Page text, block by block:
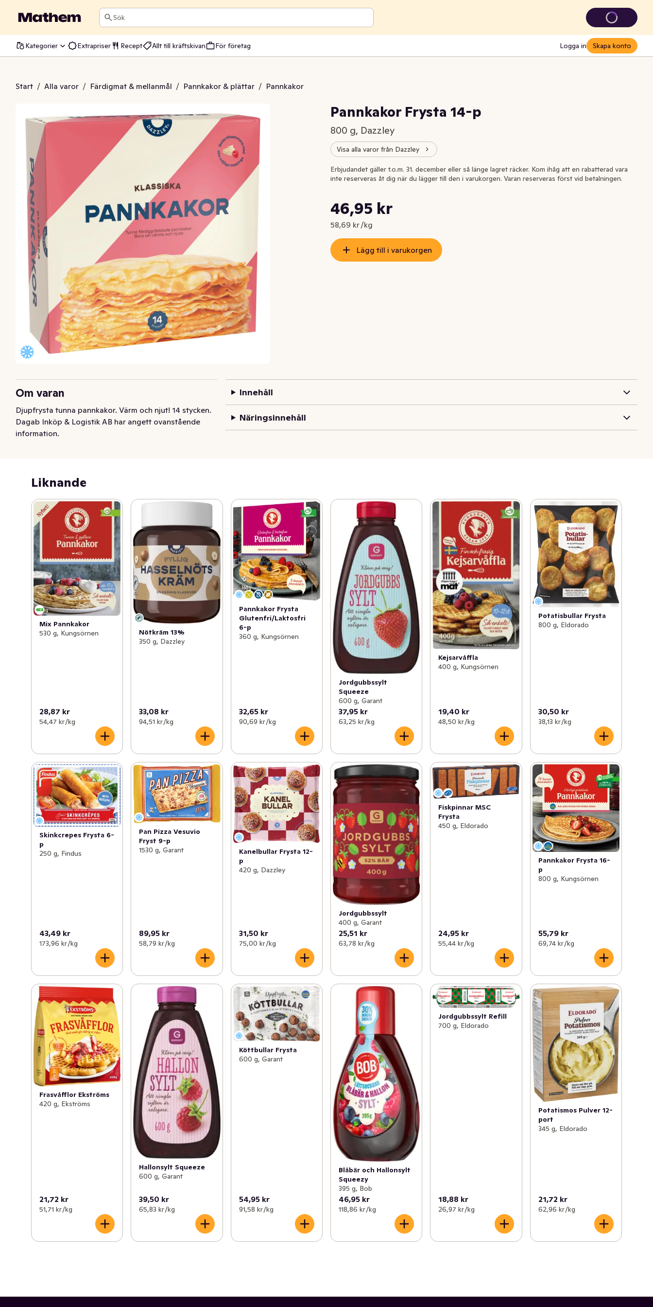
Sök
Kategorier Extrapriser Recept Allt till kräftskivan För företag Logga in Skapa konto
Start / Alla varor / Färdigmat & mellanmål / Pannkakor & plättar / Pannkakor
Frysta 14-p
Pannkakor Frysta 14-p
800 g, Dazzley
Visa alla varor från Dazzley
Nuvarande pris är: 46,95 kr
46,95 kr
58,69 kr /kg
Styckpris: 58,69 kr /kg
Erbjudandet gäller t.o.m. 31. december eller så länge lagret räcker. Kom ihåg att en rabatterad vara
inte reserveras åt dig när du lägger till den i varukorgen. Varan reserveras först vid betalningen.
Lägg till i varukorgen
Om varan
Djupfrysta tunna pannkakor. Värm och njut! 14 stycken.
Dagab Inköp & Logistik AB har angett ovanstående
information.
Innehåll
Näringsinnehåll
Liknande
Mix Pannkakor
530 g, Kungsörnen
28,87 kr
54,47 kr /kg
Nötkräm 13%
350 g, Dazzley
33,08 kr
94,51 kr /kg
Pannkakor Frysta
Glutenfri/Laktosfri
6-p
360 g, Kungsörnen
32,65 kr
90,69 kr /kg
Jordgubbssylt
Squeeze
600 g, Garant
37,95 kr
63,25 kr /kg
Kejsarvåffla
400 g, Kungsörnen
19,40 kr
48,50 kr /kg
Potatisbullar Frysta
800 g, Eldorado
30,50 kr
38,13 kr /kg
Skinkcrepes Frysta 6-
p
250 g, Findus
43,49 kr
173,96 kr /kg
Pan Pizza Vesuvio
Fryst 9-p
1530 g, Garant
89,95 kr
58,79 kr /kg
Kanelbullar Frysta 12-
p
420 g, Dazzley
31,50 kr
75,00 kr /kg
Jordgubbssylt
400 g, Garant
25,51 kr
63,78 kr /kg
Fiskpinnar MSC
Frysta
450 g, Eldorado
24,95 kr
55,44 kr /kg
Pannkakor Frysta 16-
p
800 g, Kungsörnen
55,79 kr
69,74 kr /kg
Frasvåfflor Ekströms
420 g, Ekströms
21,72 kr
51,71 kr /kg
Hallonsylt Squeeze
600 g, Garant
39,50 kr
65,83 kr /kg
Köttbullar Frysta
600 g, Garant
54,95 kr
91,58 kr /kg
Blåbär och Hallonsylt
Squeezy
395 g, Bob
46,95 kr
118,86 kr /kg
Jordgubbssylt Refill
700 g, Eldorado
18,88 kr
26,97 kr /kg
Potatismos Pulver 12-
port
345 g, Eldorado
21,72 kr
62,96 kr /kg